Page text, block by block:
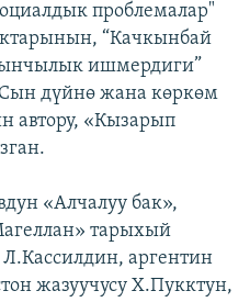
проблемалар"
“Качкынбай
ишмердиги”
дүйнө жана көркөм
автору, «Кызарып
«Алчалуу бак»,
тарыхый
аргентин
жазуучусу X.Пукктун,